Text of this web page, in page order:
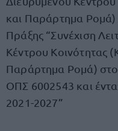
και Παράρτημα Ρομά)
Πράξης “Συνέχιση
Κέντρου Κοινότητας
Παράρτημα Ρομά)
ΟΠΣ 6002543 και
2021-2027”